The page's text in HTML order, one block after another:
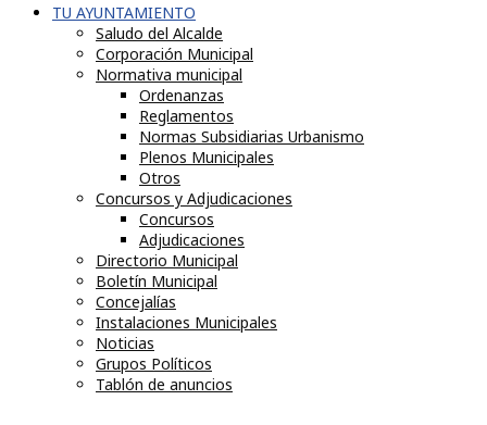
TU AYUNTAMIENTO
Saludo del Alcalde
Corporación Municipal
Normativa municipal
Ordenanzas
Reglamentos
Normas Subsidiarias Urbanismo
Plenos Municipales
Otros
Concursos y Adjudicaciones
Concursos
Adjudicaciones
Directorio Municipal
Boletín Municipal
Concejalías
Instalaciones Municipales
Noticias
Grupos Políticos
Tablón de anuncios